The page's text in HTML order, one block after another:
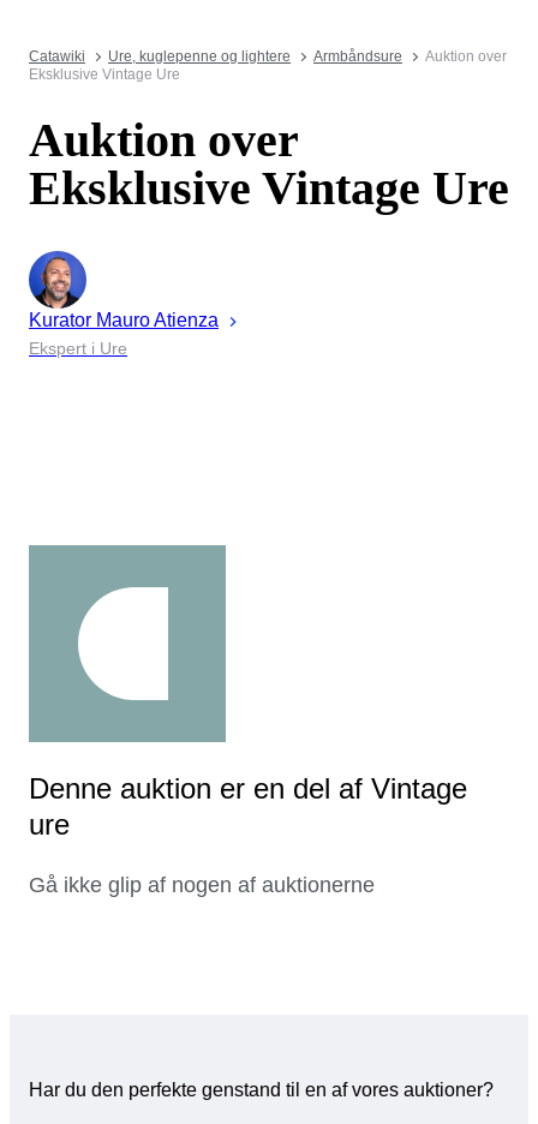
Catawiki Ure, kuglepenne og lightere Armbåndsure
Auktion over
Eksklusive Vintage Ure
Auktion over
Eksklusive Vintage Ure
Kurator MauroAtienza
Ekspert i Ure
Denne auktion er en del af Vintage
ure
Gå ikke glip af nogen af auktionerne
Har du den perfekte genstand til en af vores auktioner?